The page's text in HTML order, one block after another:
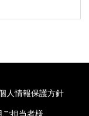
人情報保護方針
ご担当者様